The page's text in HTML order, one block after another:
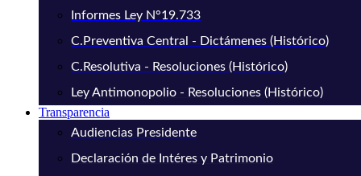
Informes Ley N°19.733
C.Preventiva Central - Dictámenes (Histórico)
C.Resolutiva - Resoluciones (Histórico)
Ley Antimonopolio - Resoluciones (Histórico)
Transparencia
Audiencias Presidente
Declaración de Intéres y Patrimonio